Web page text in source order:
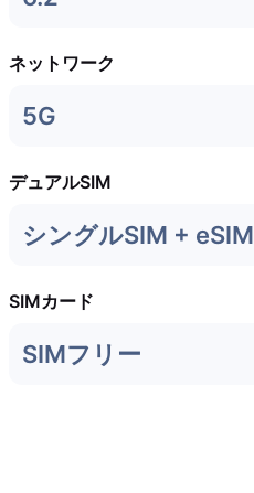
ネットワーク
5G
デュアルSIM
シングルSIM + eSIM
SIMカード
SIMフリー